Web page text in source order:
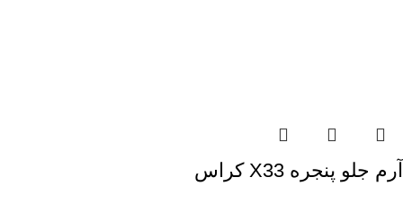
آرم جلو پنجره X33 کراس